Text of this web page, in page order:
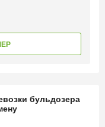
бульдозера